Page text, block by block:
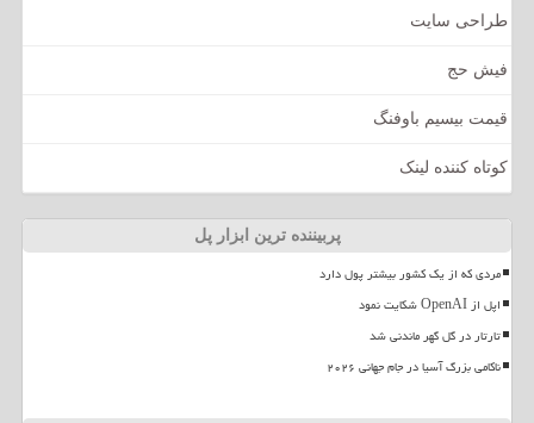
طراحی سایت
فیش حج
قیمت بیسیم باوفنگ
کوتاه کننده لینک
پربیننده ترین ابزار پل
مردی که از یک کشور بیشتر پول دارد
اپل از OpenAI شکایت نمود
تارتار در گل گهر ماندنی شد
ناکامی بزرگ آسیا در جام جهانی ۲۰۲۶